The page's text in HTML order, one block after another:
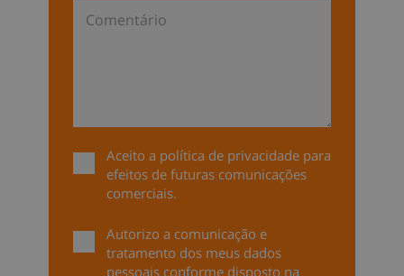
Aceito a política de privacidade para
efeitos de futuras comunicações
comerciais.
Autorizo a comunicação e
tratamento dos meus dados
pessoais conforme disposto na